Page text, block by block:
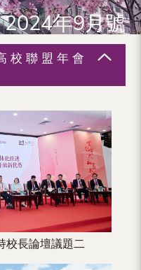
2024年9月號
校聯盟年會
校長論壇議題二